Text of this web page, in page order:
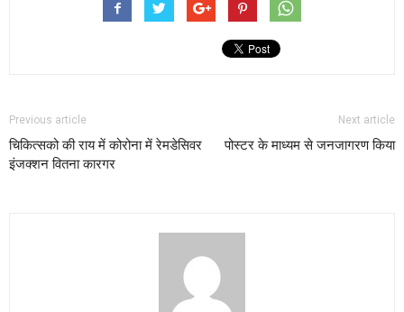
Previous article
चिकित्सको की राय में कोरोना में रेमडेसिवर
इंजक्शन वितना कारगर
Next article
पोस्टर के माध्यम से जनजागरण किया